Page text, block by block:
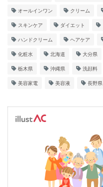
オールインワン クリーム
スキンケア ダイエット
ハンドクリーム ヘアケア
化粧水 北海道 大分県
栃木県 沖縄県 洗顔料
美容家電 美容液 長野県